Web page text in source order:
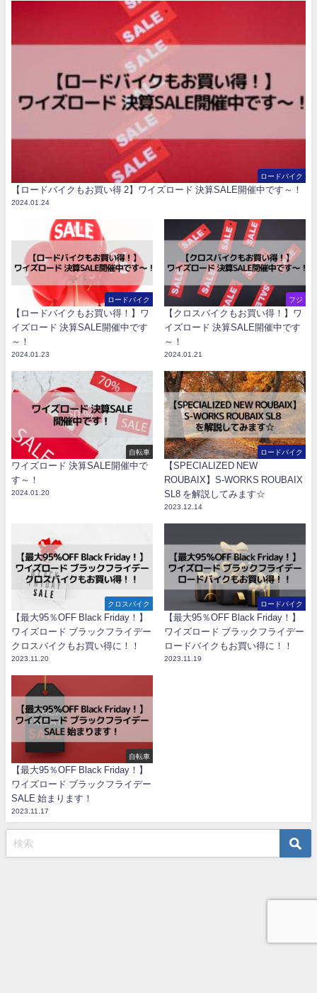
ロードバイク
【ロードバイクもお買い得 2】ワイズロード 決算SALE開催中です～！
2024.01.24
ロードバイク
【ロードバイクもお買い得！】ワ
イズロード 決算SALE開催中です
～！
2024.01.23
フジ
【クロスバイクもお買い得！】ワ
イズロード 決算SALE開催中です
～！
2024.01.21
自転車
ワイズロード 決算SALE開催中で
す～！
2024.01.20
ロードバイク
【SPECIALIZED NEW
ROUBAIX】S-WORKS ROUBAIX
SL8 を解説してみます☆
2023.12.14
クロスバイク
【最大95％OFF Black Friday！】
ワイズロード ブラックフライデー
クロスバイクもお買い得に！！
2023.11.20
ロードバイク
【最大95％OFF Black Friday！】
ワイズロード ブラックフライデー
ロードバイクもお買い得に！！
2023.11.19
自転車
【最大95％OFF Black Friday！】
ワイズロード ブラックフライデー
SALE 始まります！
2023.11.17